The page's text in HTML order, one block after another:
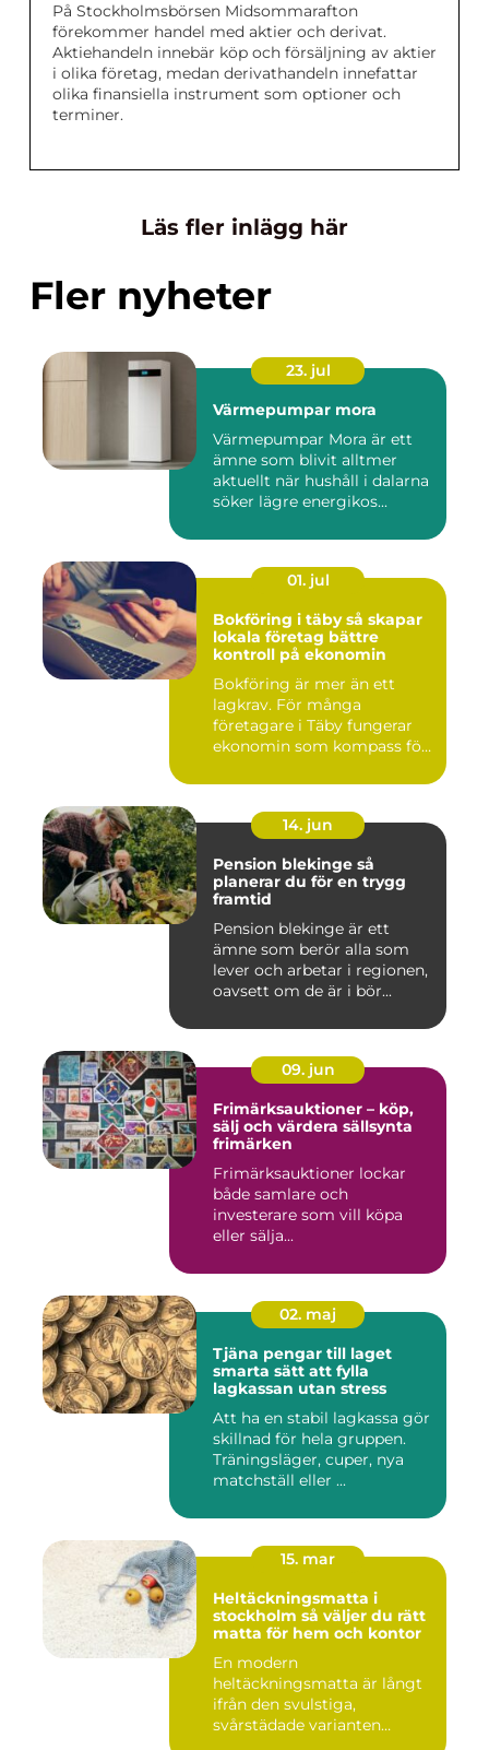
På Stockholmsbörsen Midsommarafton
förekommer handel med aktier och derivat.
Aktiehandeln innebär köp och försäljning av aktier
i olika företag, medan derivathandeln innefattar
olika finansiella instrument som optioner och
terminer.
Läs fler inlägg här
Fler nyheter
23. jul
Värmepumpar mora
Värmepumpar Mora är ett
ämne som blivit alltmer
aktuellt när hushåll i dalarna
söker lägre energikos...
01. jul
Bokföring i täby så skapar
lokala företag bättre
kontroll på ekonomin
Bokföring är mer än ett
lagkrav. För många
företagare i Täby fungerar
ekonomin som kompass för
14. jun
Pension blekinge så
planerar du för en trygg
framtid
Pension blekinge är ett
ämne som berör alla som
lever och arbetar i regionen,
oavsett om de är i bör...
09. jun
Frimärksauktioner – köp,
sälj och värdera sällsynta
frimärken
Frimärksauktioner lockar
både samlare och
investerare som vill köpa
eller sälja...
02. maj
Tjäna pengar till laget
smarta sätt att fylla
lagkassan utan stress
Att ha en stabil lagkassa gör
skillnad för hela gruppen.
Träningsläger, cuper, nya
matchställ eller ...
15. mar
Heltäckningsmatta i
stockholm så väljer du rätt
matta för hem och kontor
En modern
heltäckningsmatta är långt
ifrån den svulstiga,
svårstädade varianten